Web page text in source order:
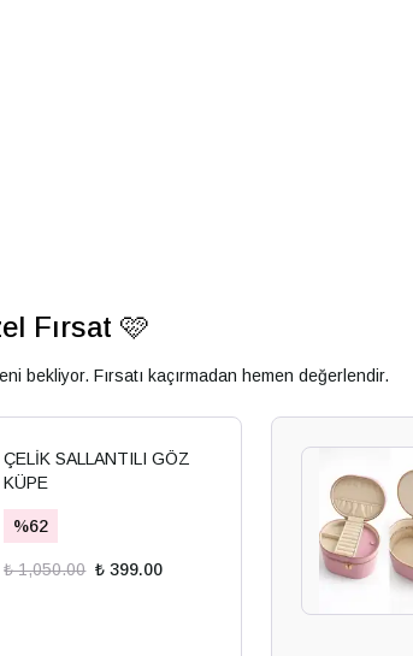
Fırsat 🩷
bekliyor. Fırsatı kaçırmadan hemen değerlendir.
ÇELİK SALLANTILI GÖZ
KÜPE
%62
₺ 1,050.00 ₺ 399.00